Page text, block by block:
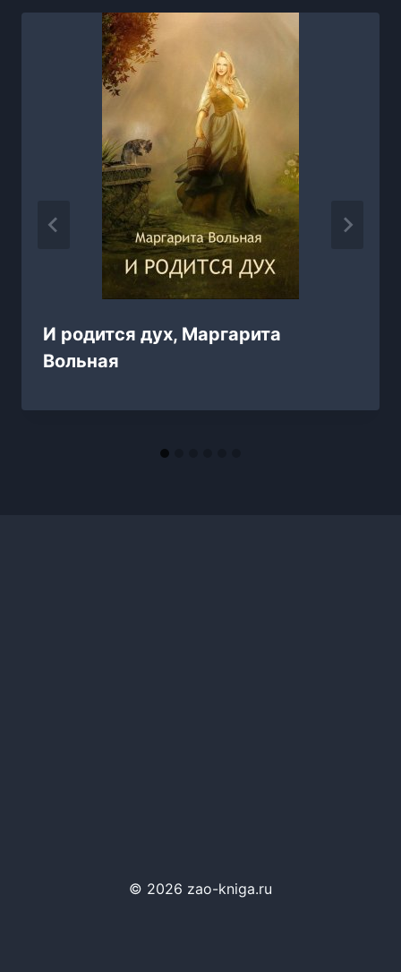
И родится дух, Маргарита
Вольная
© 2026 zao-kniga.ru